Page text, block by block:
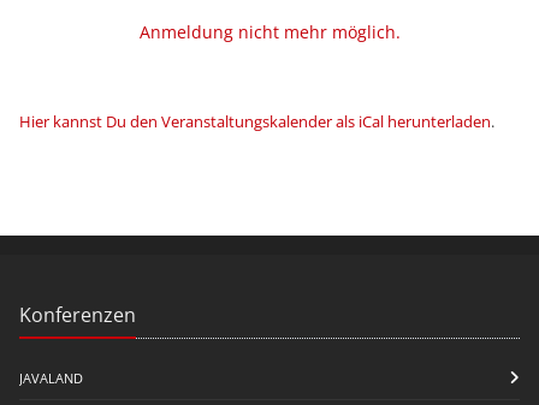
Anmeldung nicht mehr möglich.
Hier kannst Du den Veranstaltungskalender als iCal herunterladen.
Konferenzen
JAVALAND